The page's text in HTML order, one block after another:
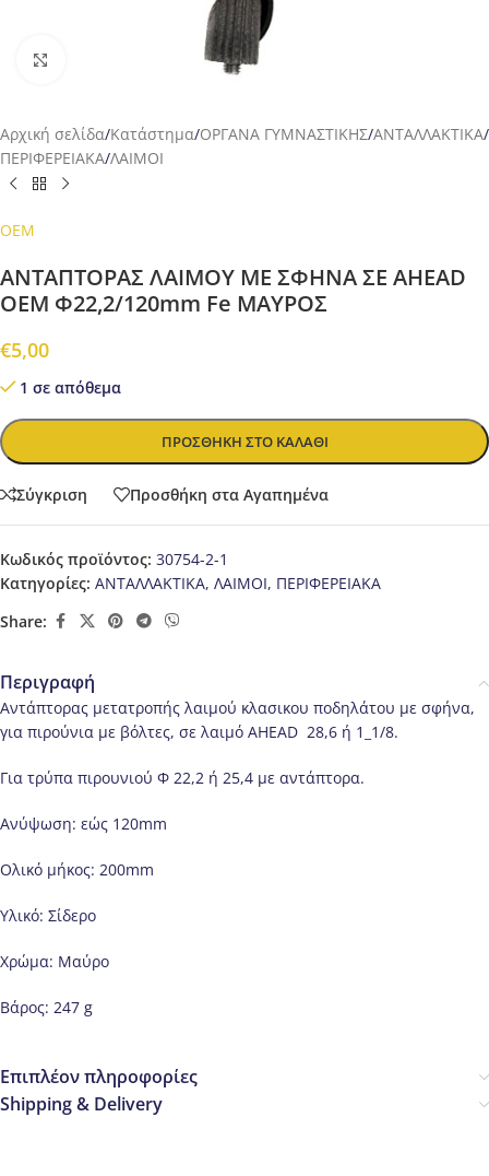
Αρχική σελίδα/Κατάστημα/ΟΡΓΑΝΑ ΓΥΜΝΑΣΤΙΚΗΣ/ΑΝΤΑΛΛΑΚΤΙΚΑ/
ΠΕΡΙΦΕΡΕΙΑΚΑ/ΛΑΙΜΟΙ
OEM
ΑΝΤΑΠΤΟΡΑΣ ΛΑΙΜΟΥ ΜΕ ΣΦΗΝΑ ΣΕ AHEAD
ΟΕΜ Φ22,2/120mm Fe ΜΑΥΡΟΣ
€5,00
1 σε απόθεμα
ΠΡΟΣΘΉΚΗ ΣΤΟ ΚΑΛΆΘΙ
Σύγκριση Προσθήκη στα Αγαπημένα
Κωδικός προϊόντος: 30754-2-1
Κατηγορίες: ΑΝΤΑΛΛΑΚΤΙΚΑ, ΛΑΙΜΟΙ, ΠΕΡΙΦΕΡΕΙΑΚΑ
Share:
Περιγραφή
Αντάπτορας μετατροπής λαιμού κλασικου ποδηλάτου με σφήνα,
για πιρούνια με βόλτες, σε λαιμό AHEAD 28,6 ή 1_1/8.
Για τρύπα πιρουνιού Φ 22,2 ή 25,4 με αντάπτορα.
Ανύψωση: εώς 120mm
Ολικό μήκος: 200mm
Υλικό: Σίδερο
Χρώμα: Μαύρο
Βάρος: 247 g
Επιπλέον πληροφορίες
Shipping & Delivery